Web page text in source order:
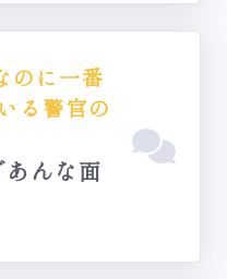
のに一番
る警官の
んな面